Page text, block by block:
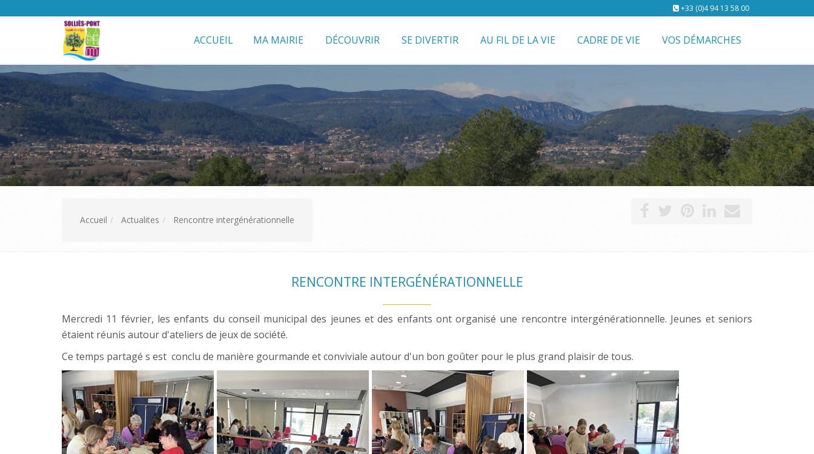
+33 (0)4 94 13 58 00
ACCUEIL MA MAIRIE DÉCOUVRIR SE DIVERTIR AU FIL DE LA VIE CADRE DE VIE VOS DÉMARCHES
Accueil Actualites Rencontre intergénérationnelle
RENCONTRE INTERGÉNÉRATIONNELLE
Mercredi 11 février, les enfants du conseil municipal des jeunes et des enfants ont organisé une rencontre intergénérationnelle. Jeunes et seniors
étaient réunis autour d'ateliers de jeux de société.
Ce temps partagé s est conclu de manière gourmande et conviviale autour d'un bon goûter pour le plus grand plaisir de tous.